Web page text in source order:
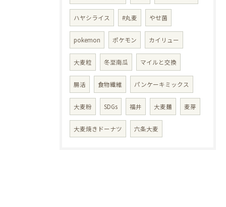
ハヤシライス #丸麦 やせ菌
pokemon ポケモン カイリュー
大麦粒 冬至南瓜 マイルと交換
腸活 食物繊維 パンケーキミックス
大麦粉 SDGs 福井 大麦麺 麦芽
大麦焼きドーナツ 六条大麦